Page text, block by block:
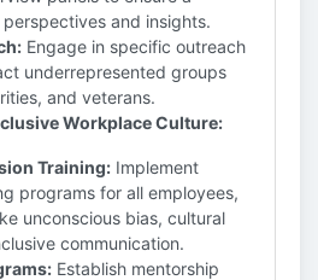
and insights.
Engage in specific outreach
underrepresented groups
and veterans.
Workplace Culture:
Training: Implement
programs for all employees,
unconscious bias, cultural
communication.
Establish mentorship